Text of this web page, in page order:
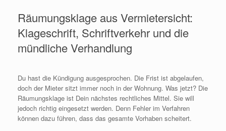
Räumungsklage aus Vermietersicht:
Klageschrift, Schriftverkehr und die
mündliche Verhandlung
Du hast die Kündigung ausgesprochen. Die Frist ist abgelaufen,
doch der Mieter sitzt immer noch in der Wohnung. Was jetzt? Die
Räumungsklage ist Dein nächstes rechtliches Mittel. Sie will
jedoch richtig eingesetzt werden. Denn Fehler im Verfahren
können dazu führen, dass das gesamte Vorhaben scheitert.